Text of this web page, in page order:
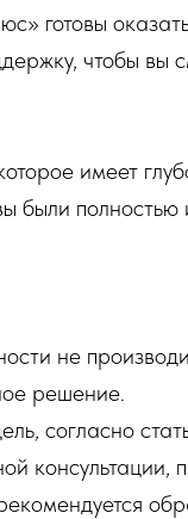
готовы
чтобы вы
имеет
были
не
решение.
согласно
консультации,